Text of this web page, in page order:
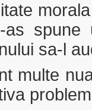
as
sa-l
multe